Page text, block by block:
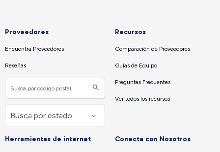
Proveedores
Encuentra Proveedores
Reseñas
Recursos
Comparación de Proveedores
Guías de Equipo
Preguntas Frecuentes
Ver todos los recursos
Herramientas de internet Conecta con Nosotros